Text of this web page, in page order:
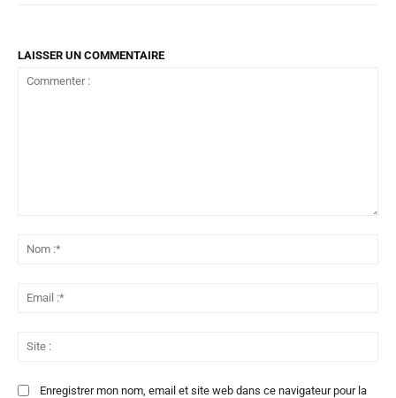
LAISSER UN COMMENTAIRE
Enregistrer mon nom, email et site web dans ce navigateur pour la